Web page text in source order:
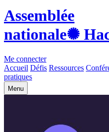
Assemblée
nationale✺
Me connecter
Accueil Défis Ressources
pratiques
Menu